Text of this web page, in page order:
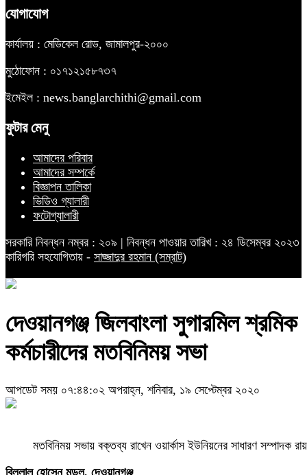
যোগাযোগ
কার্যালয় : মেডিকেল রোড, জামালপুর-২০০০
মুঠোফোন : ০১৭১২১৫৮৭৩৭
ইমেইল : news.banglarchithi@gmail.com
ফুটার মেনু
আমাদের পরিবার
আমাদের সম্পর্কে
বিজ্ঞাপন তালিকা
ভিডিও গ্যালারী
ফটোগ্যালারী
সরকারি নিবন্ধন নম্বর : ২০৯ | নিবন্ধন পাওয়ার তারিখ : ২৪ ডিসেম্বর ২০২৩
কারিগরি সহযোগিতায় - সাজ্জাদুর রহমান (সম্রাট)
দেওয়ানগঞ্জ জিলবাংলা সুগারমিল শ্রমিক
কর্মচারীদের মতবিনিময় সভা
আপডেট সময় ০৭:৪৪:০২ অপরাহ্ন, শনিবার, ১৯ সেপ্টেম্বর ২০২০
মতবিনিময় সভায় বক্তব্য রাখেন ওয়ার্কাস ইউনিয়নের সাধারণ সম্পাদক